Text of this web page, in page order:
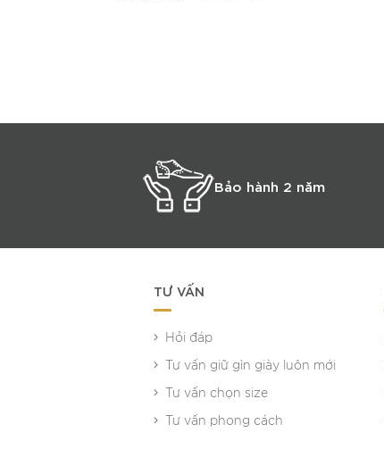
Bảo hành 2 năm
TƯ VẤN
Hỏi đáp
Tư vấn giữ gìn giày luôn mới
Tư vấn chọn size
Tư vấn phong cách